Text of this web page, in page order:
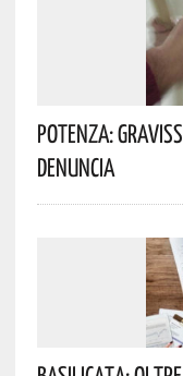
Potenza:
Denuncia